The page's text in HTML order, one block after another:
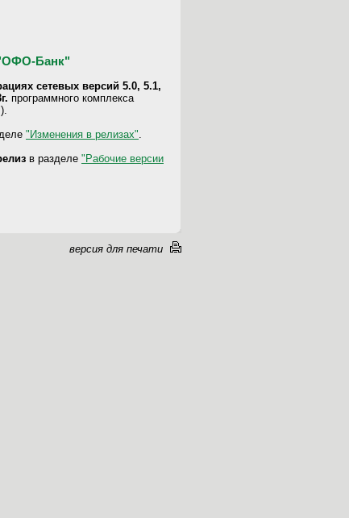
Банк"
сетевых версий 5.0, 5.1,
программного комплекса
"Изменения в релизах"
в разделе "Рабочие версии
версия для печати